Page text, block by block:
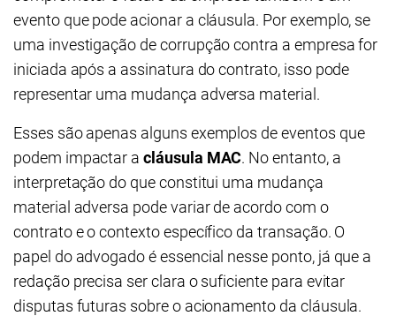
evento que pode acionar a cláusula. Por exemplo, se
uma investigação de corrupção contra a empresa for
iniciada após a assinatura do contrato, isso pode
representar uma mudança adversa material.
Esses são apenas alguns exemplos de eventos que
podem impactar acláusula MAC. No entanto, a
interpretação do que constitui uma mudança
material adversa pode variar de acordo com o
contrato e o contexto específico da transação. O
papel do advogado é essencial nesse ponto, já que a
redação precisa ser clara o suficiente para evitar
disputas futuras sobre o acionamento da cláusula.